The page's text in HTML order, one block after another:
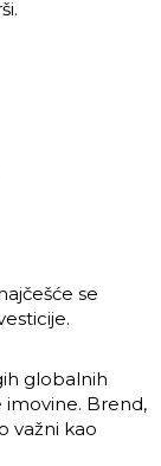
se
globalnih
imovine. Brend,
važni kao